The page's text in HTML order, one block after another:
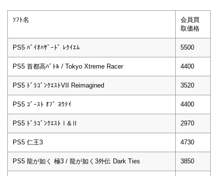
ｿﾌﾄ名
会員買
取価格
PS5 ﾊﾞｲｵﾊｻﾞｰﾄﾞ ﾚｸｲｴﾑ 5500
PS5 首都高ﾊﾞﾄﾙ / Tokyo Xtreme Racer 4400
PS5 ﾄﾞﾗｺﾞﾝｸｴｽﾄVII Reimagined 3520
PS5 ｺﾞｰｽﾄ ｵﾌﾞ ﾖｳﾃｲ 4400
PS5 ﾄﾞﾗｺﾞﾝｸｴｽﾄⅠ&Ⅱ 2970
PS5 仁王3 4730
PS5 龍が如く 極3 / 龍が如く3外伝 Dark Ties 3850